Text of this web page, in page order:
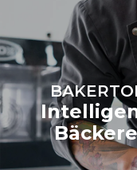
einer täglichen
Ofens (300 Tage/
8 Teilladungen